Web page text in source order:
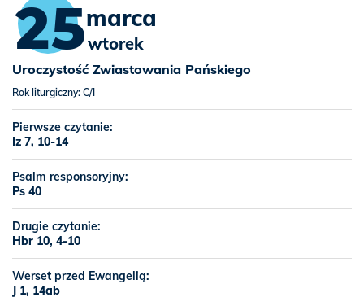
25marca
wtorek
Uroczystość Zwiastowania Pańskiego
Rok liturgiczny: C/I
Pierwsze czytanie:
Iz 7, 10-14
Psalm responsoryjny:
Ps 40
Drugie czytanie:
Hbr 10, 4-10
Werset przed Ewangelią:
J 1, 14ab